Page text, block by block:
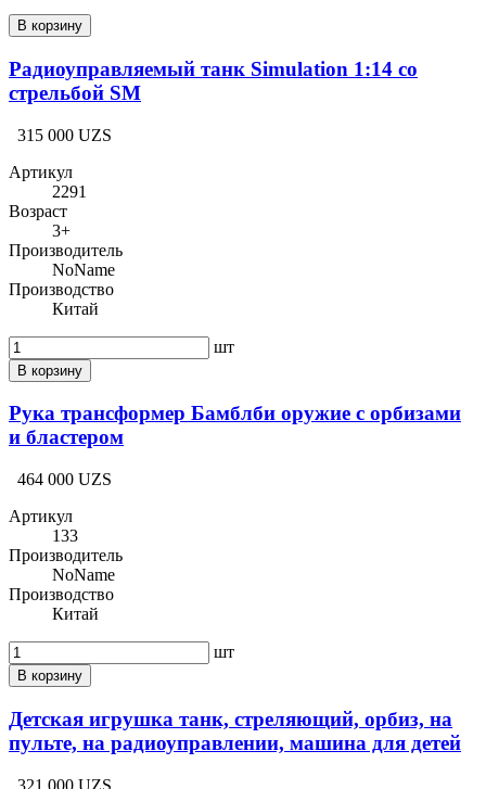
В корзину
Радиоуправляемый танк Simulation 1:14 со
стрельбой SM
315 000 UZS
Артикул
2291
Возраст
3+
Производитель
NoName
Производство
Китай
шт
В корзину
Рука трансформер Бамблби оружие с орбизами
и бластером
464 000 UZS
Артикул
133
Производитель
NoName
Производство
Китай
шт
В корзину
Детская игрушка танк, стреляющий, орбиз, на
пульте, на радиоуправлении, машина для детей
321 000 UZS